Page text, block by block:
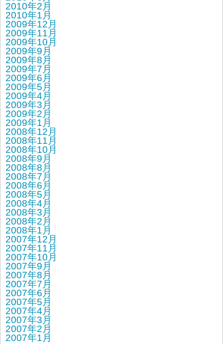
2010年2月
2010年1月
2009年12月
2009年11月
2009年10月
2009年9月
2009年8月
2009年7月
2009年6月
2009年5月
2009年4月
2009年3月
2009年2月
2009年1月
2008年12月
2008年11月
2008年10月
2008年9月
2008年8月
2008年7月
2008年6月
2008年5月
2008年4月
2008年3月
2008年2月
2008年1月
2007年12月
2007年11月
2007年10月
2007年9月
2007年8月
2007年7月
2007年6月
2007年5月
2007年4月
2007年3月
2007年2月
2007年1月